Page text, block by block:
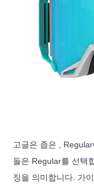
고글은 좁은 ,
들은 Regular를 선택
징을 의미합니다. 가